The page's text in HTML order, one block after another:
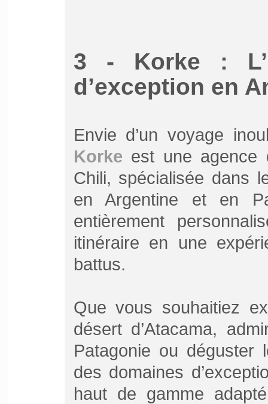
3 - Korke :
d’exception en
Envie d’un voyage
Korke est une agence
Chili, spécialisée dans
en Argentine et en
entièrement
itinéraire en une
battus.
Que vous souhaitiez
désert d’Atacama,
Patagonie ou déguster
des domaines
haut de gamme